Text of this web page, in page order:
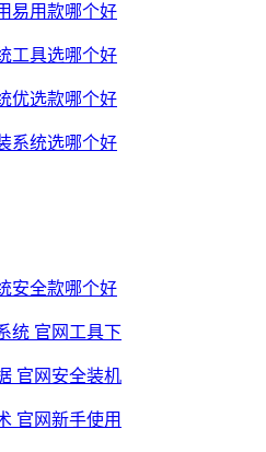
易用款哪个好
工具选哪个好
优选款哪个好
系统选哪个好
安全款哪个好
统 官网工具下
官网安全装机
官网新手使用